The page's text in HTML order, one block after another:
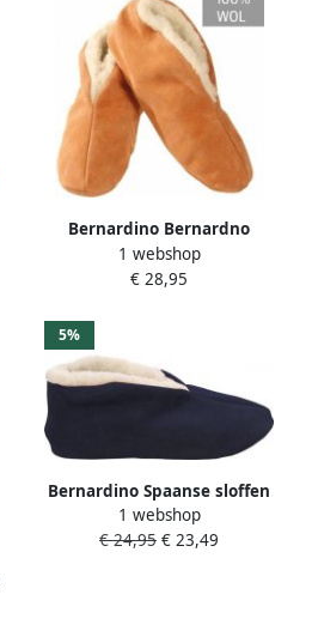
Bernardino Bernardno
Spaanse Sloffen Unisex
Beige 100% wol
1 webshop
€ 28,95
5%
Bernardino Spaanse sloffen
41 Navy
1 webshop
€ 24,95 € 23,49